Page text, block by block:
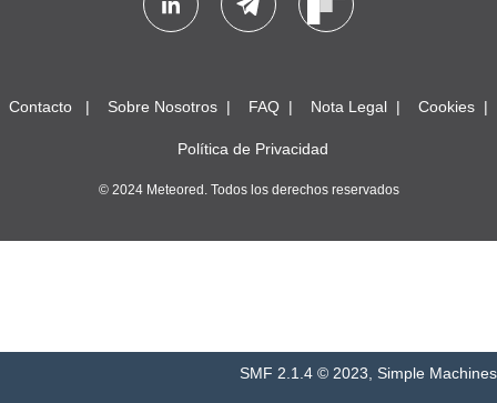
Contacto Sobre Nosotros FAQ Nota Legal Cookies
Política de Privacidad
© 2024 Meteored. Todos los derechos reservados
SMF 2.1.4 © 2023, Simple Machines